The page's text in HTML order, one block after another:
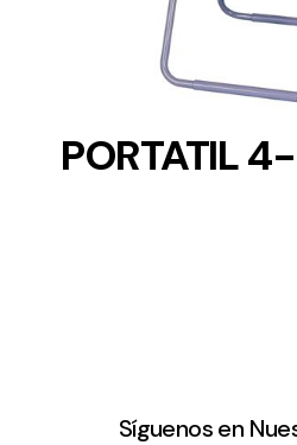
PORTATIL
Síguenos en